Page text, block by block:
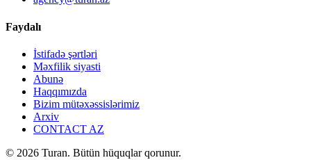
Faydalı
İstifadə şərtləri
Məxfilik siyasti
Abunə
Haqqımızda
Bizim mütəxəssislərimiz
Arxiv
CONTACT AZ
© 2026 Turan. Bütün hüquqlar qorunur.